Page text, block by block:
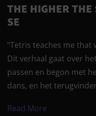
THE HIGHER THE
SE
“Tetris teaches me that
Dit verhaal gaat over
passen en begon met
dans, en het
Read More